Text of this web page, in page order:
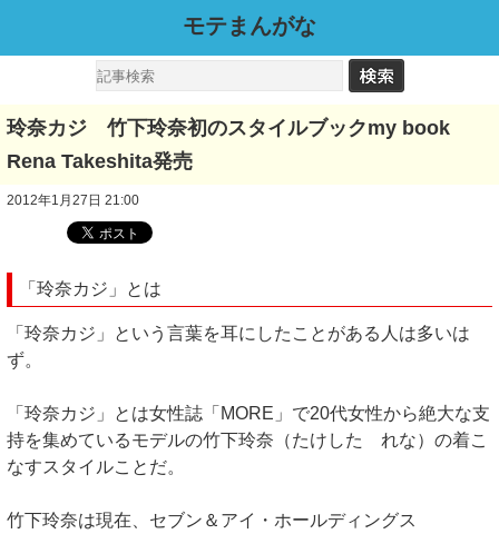
モテまんがな
玲奈カジ 竹下玲奈初のスタイルブックmy book
Rena Takeshita発売
2012年1月27日 21:00
「玲奈カジ」とは
「玲奈カジ」という言葉を耳にしたことがある人は多いは
ず。
「玲奈カジ」とは女性誌「MORE」で20代女性から絶大な支
持を集めているモデルの竹下玲奈（たけした れな）の着こ
なすスタイルことだ。
竹下玲奈は現在、セブン＆アイ・ホールディングス